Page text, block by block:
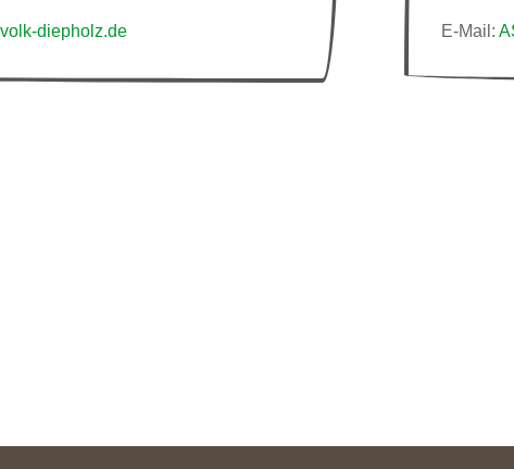
diepholz.de E-Mail: